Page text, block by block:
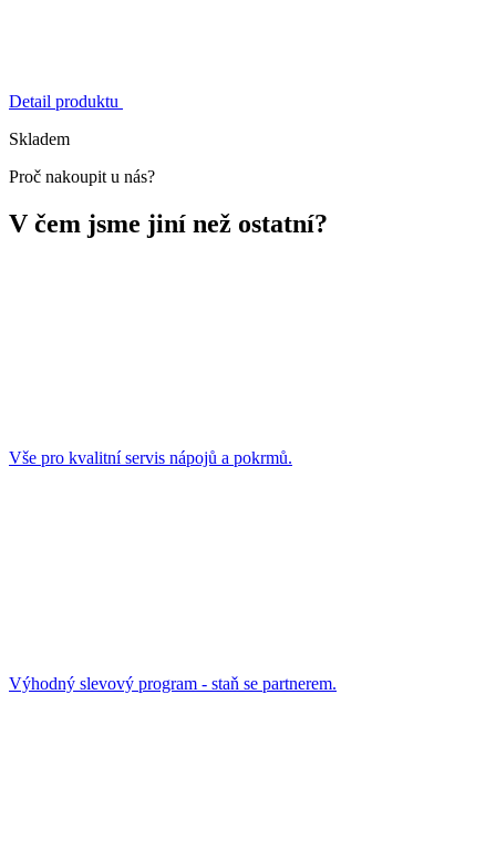
Detail produktu
Skladem
Proč nakoupit u nás?
V čem jsme jiní než ostatní?
Vše pro kvalitní servis nápojů a pokrmů.
Výhodný slevový program - staň se partnerem.